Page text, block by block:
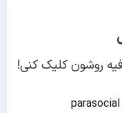
روشون کلیک کنی!